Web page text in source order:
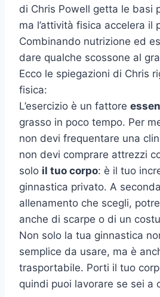
di Chris Powell getta le basi
ma l’attività fisica accelera il
Combinando nutrizione ed
dare qualche scossone al
Ecco le spiegazioni di Chris
fisica:
L’esercizio è un fattore
grasso in poco tempo. Per
non devi frequentare una
non devi comprare attrezzi
solo il tuo corpo: è il tuo
ginnastica privato. A
allenamento che scegli,
anche di scarpe o di un
Non solo la tua ginnastica
semplice da usare, ma è
trasportabile. Porti il tuo
quindi puoi lavorare se sei a